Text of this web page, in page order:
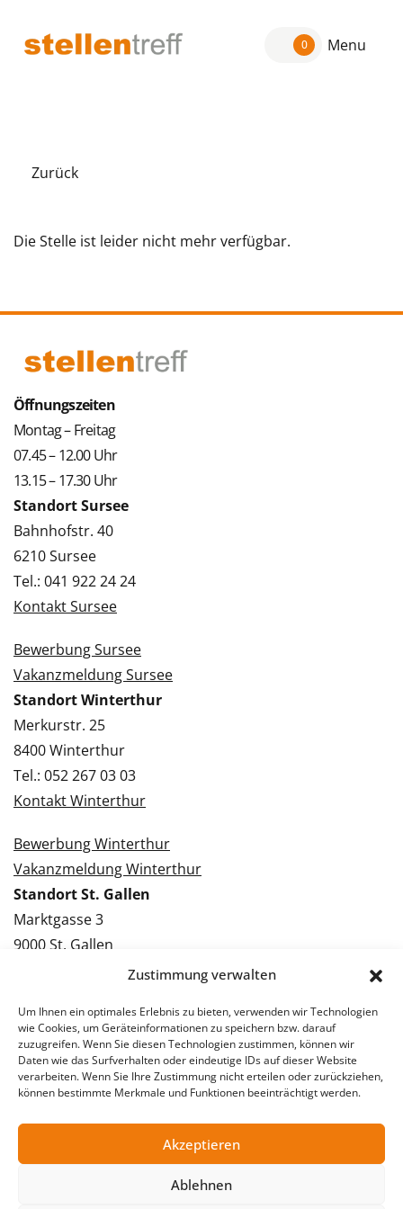
Zustimmung verwalten
Um Ihnen ein optimales Erlebnis zu bieten, verwenden wir Technologien
wie Cookies, um Geräteinformationen zu speichern bzw. darauf
zuzugreifen. Wenn Sie diesen Technologien zustimmen, können wir
Daten wie das Surfverhalten oder eindeutige IDs auf dieser Website
verarbeiten. Wenn Sie Ihre Zustimmung nicht erteilen oder zurückziehen,
können bestimmte Merkmale und Funktionen beeinträchtigt werden.
Akzeptieren
Ablehnen
0 Menu
Zurück
Die Stelle ist leider nicht mehr verfügbar.
Öffnungszeiten
Montag – Freitag
07.45 – 12.00 Uhr
13.15 – 17.30 Uhr
Standort Sursee
Bahnhofstr. 40
6210 Sursee
Tel.: 041 922 24 24
Kontakt Sursee
Bewerbung Sursee
Vakanzmeldung Sursee
Standort Winterthur
Merkurstr. 25
8400 Winterthur
Tel.: 052 267 03 03
Kontakt Winterthur
Bewerbung Winterthur
Vakanzmeldung Winterthur
Standort St. Gallen
Marktgasse 3
9000 St. Gallen
Tel.: 071 228 09 09
Bewerbung St. Gallen
Vakanzmeldung St. Gallen
© 2026 Stellentreff AG